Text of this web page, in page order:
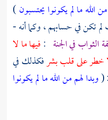
الله ما لم يكونوا يحتسبون)
تكن في حسابهم ، وكما أنه -
الثواب في الجنة :فيها ما لا
خطر على قلب بشرفكذلك في
(وبدا لهم من الله ما لم يكونوا